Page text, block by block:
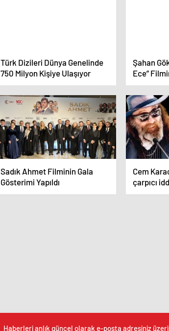
Türk Dizileri Dünya Genelinde
750 Milyon Kişiye Ulaşıyor
Şahan
Ece”
“İzlediği
de
Diyeceği
Sadık Ahmet Filminin Gala
Gösterimi Yapıldı
Cem
çarpıcı
Haberleri anlık güncel olarak e-posta adresiniz